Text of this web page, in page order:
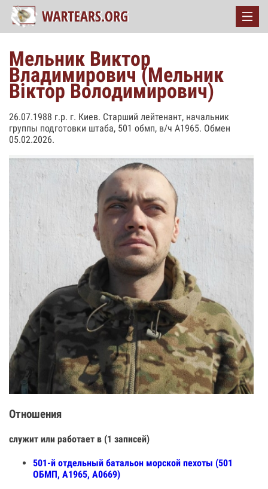
Мельник Виктор
Владимирович (Мельник
Віктор Володимирович)
26.07.1988 г.р. г. Киев. Старший лейтенант, начальник
группы подготовки штаба, 501 обмп, в/ч А1965. Обмен
05.02.2026.
Отношения
служит или работает в (1 записей)
501-й отдельный батальон морской пехоты (501
ОБМП, А1965, А0669)